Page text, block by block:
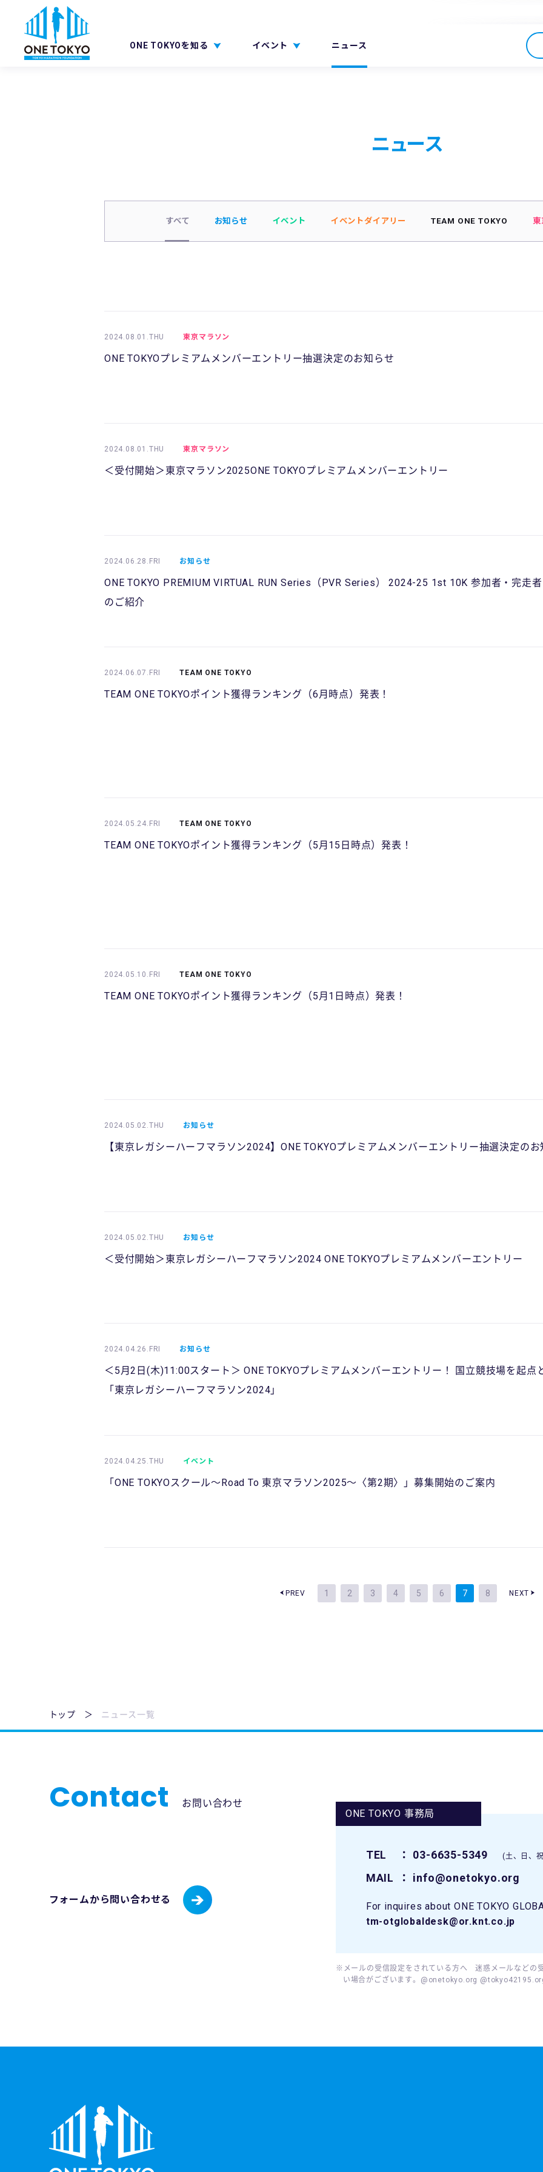
ONE TOKYOを知る イベント ニュース
ニュース
すべて お知らせ イベント イベントダイアリー TEAM ONE TOKYO 東
2024.08.01.THU 東京マラソン
ONE TOKYOプレミアムメンバーエントリー抽選決定のお知らせ
2024.08.01.THU 東京マラソン
＜受付開始＞東京マラソン2025ONE TOKYOプレミアムメンバーエントリー
2024.06.28.FRI お知らせ
ONE TOKYO PREMIUM VIRTUAL RUN Series（PVR Series） 2024-25 1st 10K 参加者・完走
のご紹介
2024.06.07.FRI TEAM ONE TOKYO
TEAM ONE TOKYOポイント獲得ランキング（6月時点）発表！
2024.05.24.FRI TEAM ONE TOKYO
TEAM ONE TOKYOポイント獲得ランキング（5月15日時点）発表！
2024.05.10.FRI TEAM ONE TOKYO
TEAM ONE TOKYOポイント獲得ランキング（5月1日時点）発表！
2024.05.02.THU お知らせ
【東京レガシーハーフマラソン2024】ONE TOKYOプレミアムメンバーエントリー抽選決定の
2024.05.02.THU お知らせ
＜受付開始＞東京レガシーハーフマラソン2024 ONE TOKYOプレミアムメンバーエントリー
2024.04.26.FRI お知らせ
＜5月2日(木)11:00スタート＞ ONE TOKYOプレミアムメンバーエントリー！ 国立競技場を起点
「東京レガシーハーフマラソン2024」
2024.04.25.THU イベント
「ONE TOKYOスクール〜Road To 東京マラソン2025〜〈第2期〉」募集開始のご案内
PREV 1 2 3 4 5 6 7 8 NEXT
トップ ニュース一覧
Contact お問い合わせ
フォームから問い合わせる
ONE TOKYO 事務局
TEL ： 03-6635-5349 (土、日、
MAIL ： info@onetokyo.org
For inquires about ONE TOKYO
tm-otglobaldesk@or.knt.co.jp
※メールの受信設定をされている方へ 迷惑メールなどの
い場合がございます。@onetokyo.org